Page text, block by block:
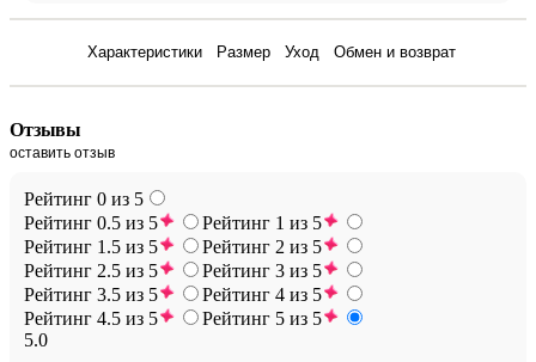
Характеристики Размер Уход Обмен и возврат
Отзывы
оставить отзыв
Рейтинг 0 из 5
Рейтинг 0.5 из 5
Рейтинг 1 из 5
Рейтинг 1.5 из 5
Рейтинг 2 из 5
Рейтинг 2.5 из 5
Рейтинг 3 из 5
Рейтинг 3.5 из 5
Рейтинг 4 из 5
Рейтинг 4.5 из 5
Рейтинг 5 из 5
5.0